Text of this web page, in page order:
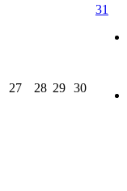
27 28 29 30
31